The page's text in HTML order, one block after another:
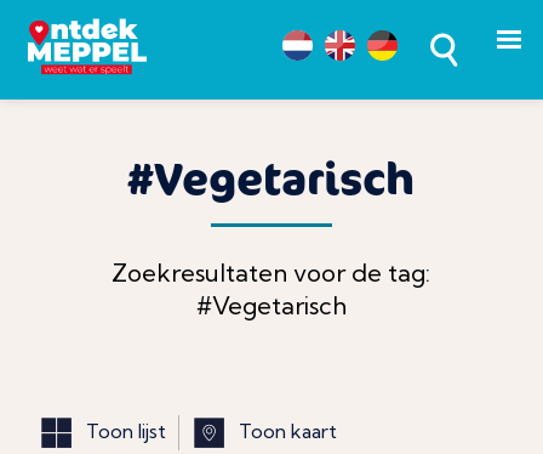
#Vegetarisch
Zoekresultaten voor de tag:
#Vegetarisch
Toon lijst Toon kaart